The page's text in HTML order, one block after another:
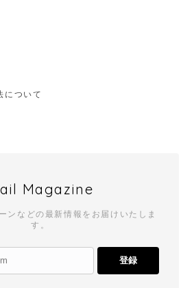
について
Magazine
ンなどの最新情報をお届けいたしま
す。
登録